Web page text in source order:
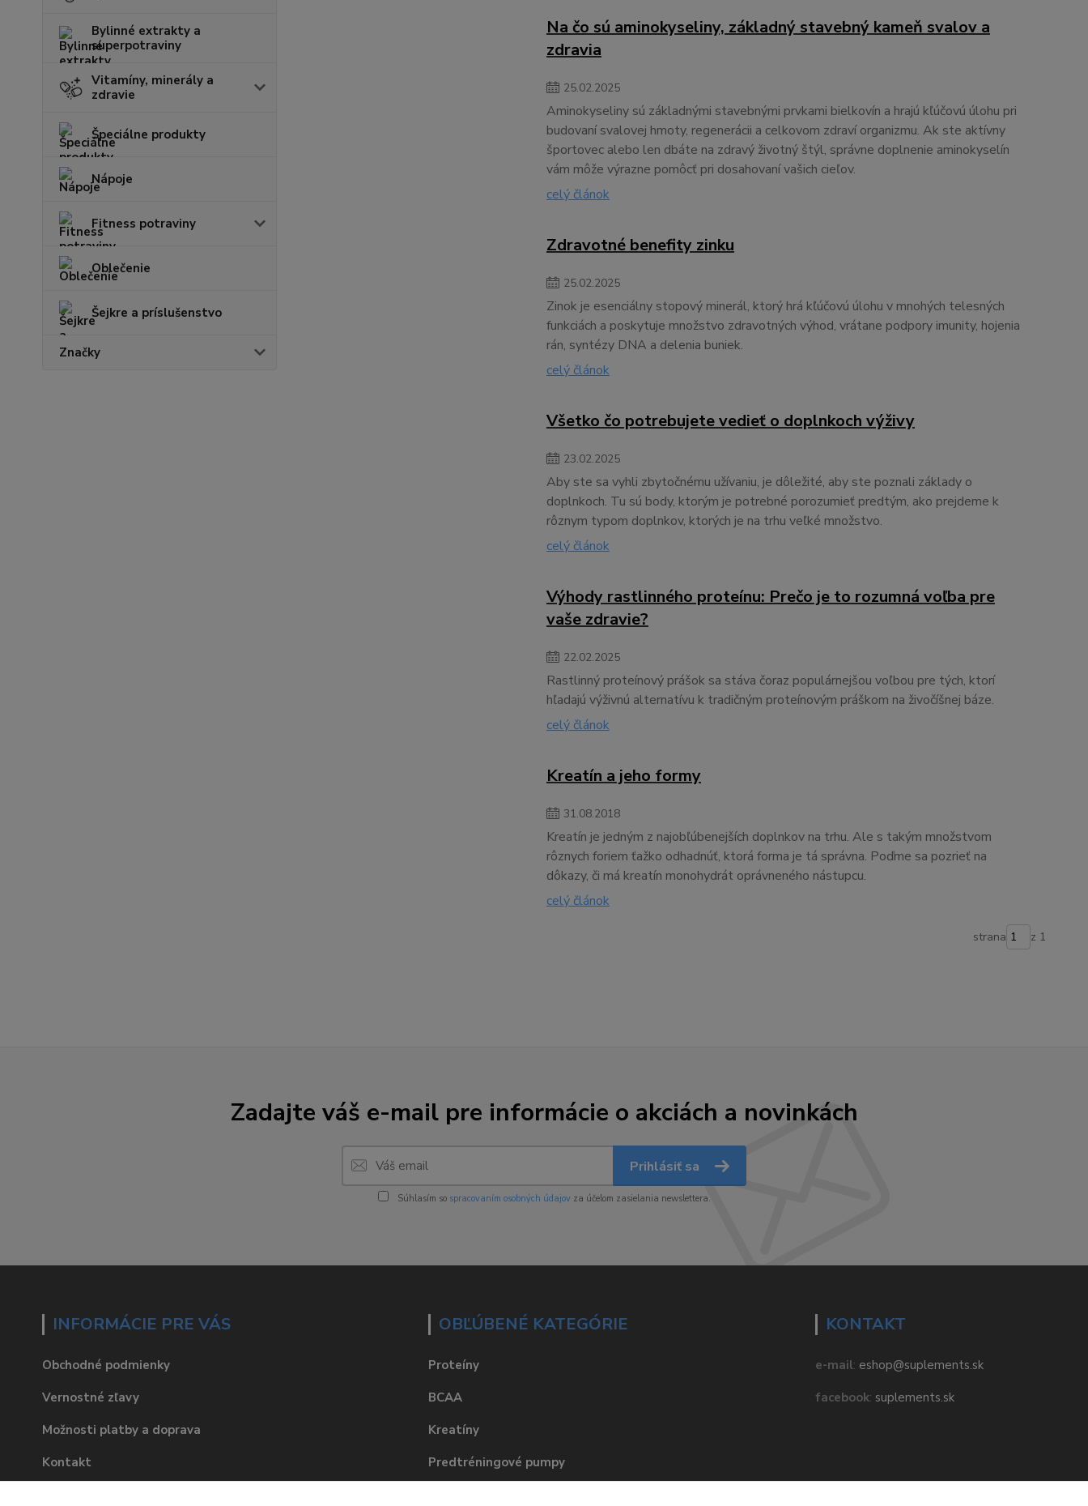
Bylinné extrakty a
superpotraviny
Vitamíny, minerály a
zdravie
Špeciálne produkty
Nápoje
Fitness potraviny
Oblečenie
Šejkre a príslušenstvo
Značky
Na čo sú aminokyseliny, základný stavebný kameň svalov a
zdravia
25.02.2025
Aminokyseliny sú základnými stavebnými prvkami bielkovín a hrajú kľúčovú úlohu pri
budovaní svalovej hmoty, regenerácii a celkovom zdraví organizmu. Ak ste aktívny
športovec alebo len dbáte na zdravý životný štýl, správne doplnenie aminokyselín
vám môže výrazne pomôcť pri dosahovaní vašich cieľov.
celý článok
Zdravotné benefity zinku
25.02.2025
Zinok je esenciálny stopový minerál, ktorý hrá kľúčovú úlohu v mnohých telesných
funkciách a poskytuje množstvo zdravotných výhod, vrátane podpory imunity, hojenia
rán, syntézy DNA a delenia buniek.
celý článok
Všetko čo potrebujete vedieť o doplnkoch výživy
23.02.2025
Aby ste sa vyhli zbytočnému užívaniu, je dôležité, aby ste poznali základy o
doplnkoch. Tu sú body, ktorým je potrebné porozumieť predtým, ako prejdeme k
rôznym typom doplnkov, ktorých je na trhu veľké množstvo.
celý článok
Výhody rastlinného proteínu: Prečo je to rozumná voľba pre
vaše zdravie?
22.02.2025
Rastlinný proteínový prášok sa stáva čoraz populárnejšou voľbou pre tých, ktorí
hľadajú výživnú alternatívu k tradičným proteínovým práškom na živočíšnej báze.
celý článok
Kreatín a jeho formy
31.08.2018
Kreatín je jedným z najobľúbenejších doplnkov na trhu. Ale s takým množstvom
rôznych foriem ťažko odhadnúť, ktorá forma je tá správna. Poďme sa pozrieť na
dôkazy, či má kreatín monohydrát oprávneného nástupcu.
celý článok
strana z 1
Zadajte váš e-mail pre informácie o akciách a novinkách
Prihlásiť sa
Súhlasím so spracovaním osobných údajovza účelom zasielania newslettera.
INFORMÁCIE PRE VÁS
Obchodné podmienky
Vernostné zľavy
Možnosti platby a doprava
Kontakt
OBĽÚBENÉ KATEGÓRIE
Proteíny
BCAA
Kreatíny
Predtréningové pumpy
KONTAKT
e-mail: eshop@suplements.sk
facebook: suplements.sk